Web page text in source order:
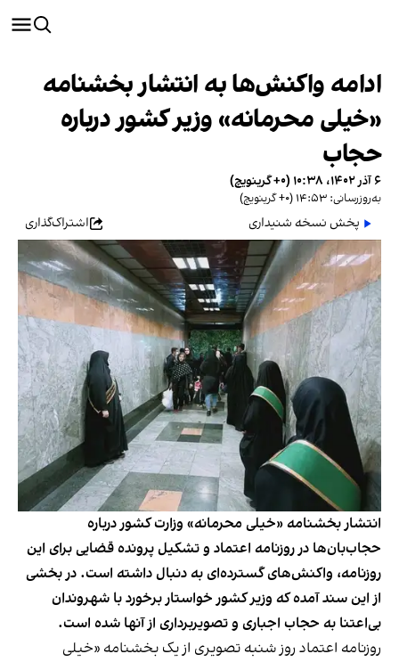
ادامه واکنش‌ها به انتشار بخشنامه
«خیلی محرمانه» وزیر کشور درباره
حجاب
۶ آذر ۱۴۰۲، ۱۰:۳۸ (‎+۰ گرینویچ)
به‌روزرسانی: ۱۴:۵۳ (‎+۰ گرینویچ)
پخش نسخه شنیداری اشتراک‌گذاری
انتشار بخشنامه «خیلی محرمانه» وزارت کشور درباره
حجاب‌بان‌ها در روزنامه اعتماد و تشکیل پرونده قضایی برای این
روزنامه، واکنش‌های گسترده‌ای به دنبال داشته است. در بخشی
از این سند آمده که وزیر کشور خواستار برخورد با شهروندان
بی‌اعتنا به حجاب اجباری و تصویربرداری از آنها شده است.
روزنامه اعتماد روز شنبه تصویری از یک بخشنامه «خیلی